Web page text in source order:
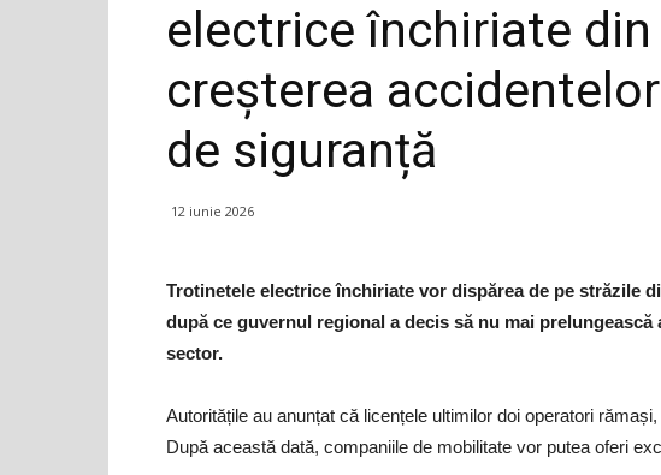
electrice închiriate din
creșterea
de siguranță
12 iunie 2026
Trotinetele electrice închiriate vor dispărea de pe străzile
după ce guvernul regional a decis să nu mai
sector.
Autoritățile au anunțat că licențele ultimilor doi operatori
După această dată, companiile de mobilitate vor putea oferi